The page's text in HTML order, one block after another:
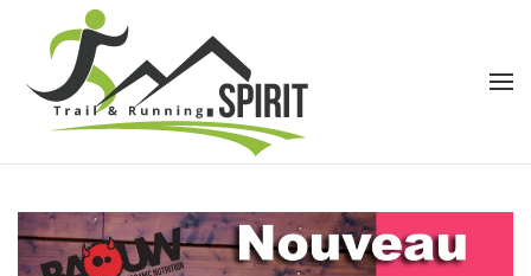
Accéder au contenu principal